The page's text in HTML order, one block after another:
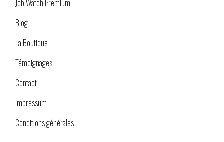
Job Watch Premium
Blog
La Boutique
Témoignages
Contact
Impressum
Conditions générales